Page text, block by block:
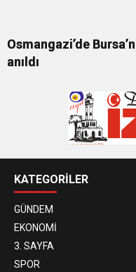
Osmangazi’de
anıldı
KATEGORİLER
GÜNDEM
EKONOMİ
3. SAYFA
SPOR